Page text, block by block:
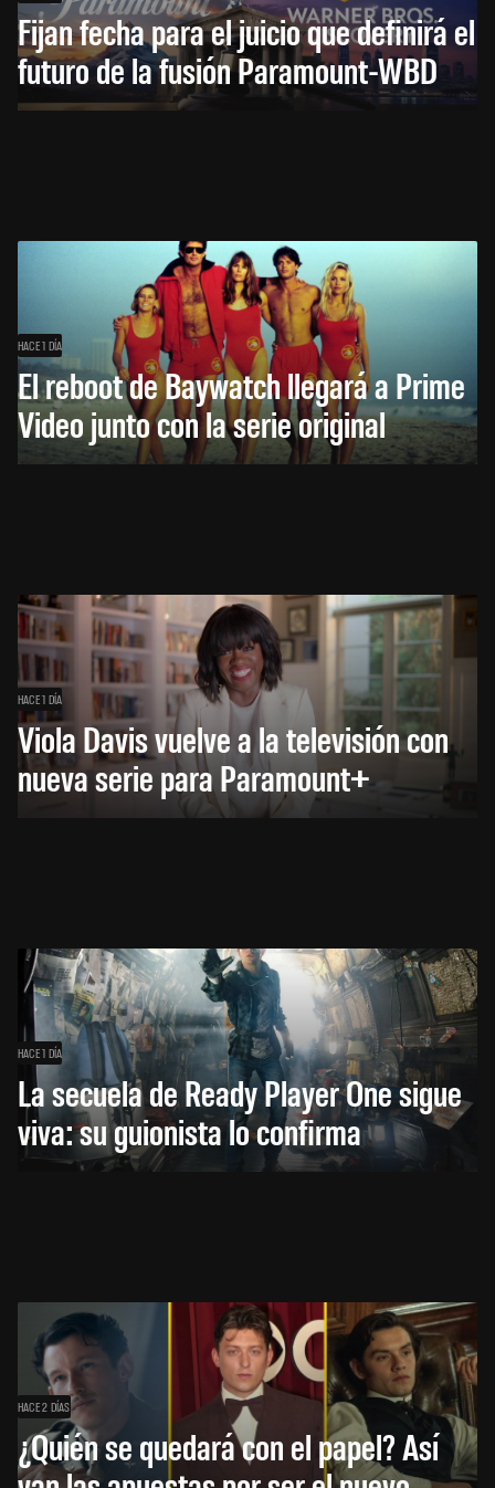
Fijan fecha para el juicio que definirá el
futuro de la fusión Paramount-WBD
HACE 1 DÍA
El reboot de Baywatch llegará a Prime
Video junto con la serie original
HACE 1 DÍA
Viola Davis vuelve a la televisión con
nueva serie para Paramount+
HACE 1 DÍA
La secuela de Ready Player One sigue
viva: su guionista lo confirma
HACE 2 DÍAS
¿Quién se quedará con el papel? Así